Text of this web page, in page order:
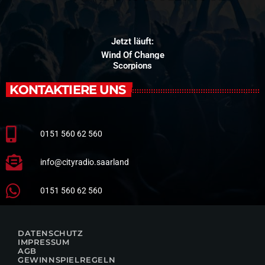
Jetzt läuft:
Wind Of Change
Scorpions
KONTAKTIERE UNS
0151 560 62 560
info@cityradio.saarland
0151 560 62 560
DATENSCHUTZ
IMPRESSUM
AGB
GEWINNSPIELREGELN